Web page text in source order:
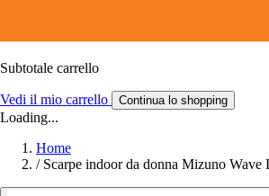
Subtotale carrello
Vedi il mio carrello Continua lo shopping
Loading...
Home
/ Scarpe indoor da donna Mizuno Wave